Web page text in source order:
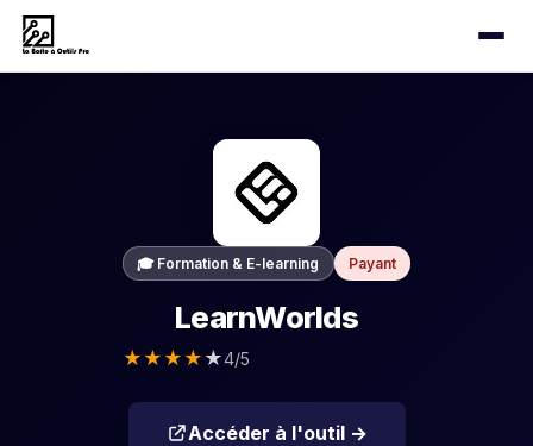
🎓 Formation & E-learning Payant
LearnWorlds
★ ★ ★ ★ ★4/5
Accéder à l'outil →